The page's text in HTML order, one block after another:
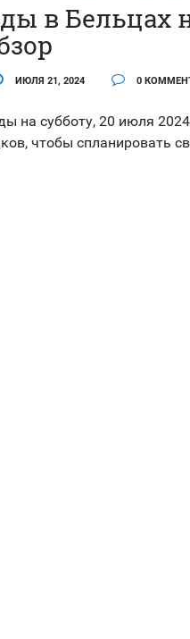
в Бельцах
ИЮЛЯ 21, 2024 0
на субботу, 20 июля
чтобы спланировать